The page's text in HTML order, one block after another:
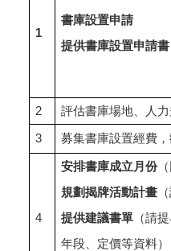
1
書庫設置申請
提供書庫設置申請書
2 評估書庫場地、人力
3 募集書庫設置經費，
4
安排書庫成立月份（
規劃揭牌活動計畫（
提供建議書單（請
年段、定價等資料）